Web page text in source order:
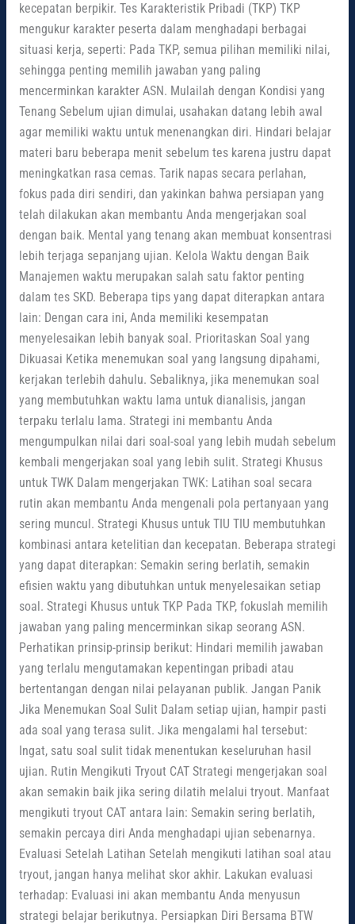
kecepatan berpikir. Tes Karakteristik Pribadi (TKP) TKP
mengukur karakter peserta dalam menghadapi berbagai
situasi kerja, seperti: Pada TKP, semua pilihan memiliki nilai,
sehingga penting memilih jawaban yang paling
mencerminkan karakter ASN. Mulailah dengan Kondisi yang
Tenang Sebelum ujian dimulai, usahakan datang lebih awal
agar memiliki waktu untuk menenangkan diri. Hindari belajar
materi baru beberapa menit sebelum tes karena justru dapat
meningkatkan rasa cemas. Tarik napas secara perlahan,
fokus pada diri sendiri, dan yakinkan bahwa persiapan yang
telah dilakukan akan membantu Anda mengerjakan soal
dengan baik. Mental yang tenang akan membuat konsentrasi
lebih terjaga sepanjang ujian. Kelola Waktu dengan Baik
Manajemen waktu merupakan salah satu faktor penting
dalam tes SKD. Beberapa tips yang dapat diterapkan antara
lain: Dengan cara ini, Anda memiliki kesempatan
menyelesaikan lebih banyak soal. Prioritaskan Soal yang
Dikuasai Ketika menemukan soal yang langsung dipahami,
kerjakan terlebih dahulu. Sebaliknya, jika menemukan soal
yang membutuhkan waktu lama untuk dianalisis, jangan
terpaku terlalu lama. Strategi ini membantu Anda
mengumpulkan nilai dari soal-soal yang lebih mudah sebelum
kembali mengerjakan soal yang lebih sulit. Strategi Khusus
untuk TWK Dalam mengerjakan TWK: Latihan soal secara
rutin akan membantu Anda mengenali pola pertanyaan yang
sering muncul. Strategi Khusus untuk TIU TIU membutuhkan
kombinasi antara ketelitian dan kecepatan. Beberapa strategi
yang dapat diterapkan: Semakin sering berlatih, semakin
efisien waktu yang dibutuhkan untuk menyelesaikan setiap
soal. Strategi Khusus untuk TKP Pada TKP, fokuslah memilih
jawaban yang paling mencerminkan sikap seorang ASN.
Perhatikan prinsip-prinsip berikut: Hindari memilih jawaban
yang terlalu mengutamakan kepentingan pribadi atau
bertentangan dengan nilai pelayanan publik. Jangan Panik
Jika Menemukan Soal Sulit Dalam setiap ujian, hampir pasti
ada soal yang terasa sulit. Jika mengalami hal tersebut:
Ingat, satu soal sulit tidak menentukan keseluruhan hasil
ujian. Rutin Mengikuti Tryout CAT Strategi mengerjakan soal
akan semakin baik jika sering dilatih melalui tryout. Manfaat
mengikuti tryout CAT antara lain: Semakin sering berlatih,
semakin percaya diri Anda menghadapi ujian sebenarnya.
Evaluasi Setelah Latihan Setelah mengikuti latihan soal atau
tryout, jangan hanya melihat skor akhir. Lakukan evaluasi
terhadap: Evaluasi ini akan membantu Anda menyusun
strategi belajar berikutnya. Persiapkan Diri Bersama BTW